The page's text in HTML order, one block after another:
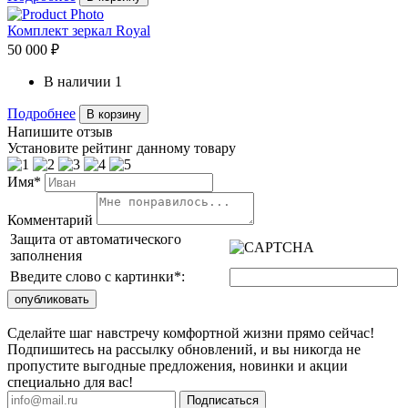
Комплект зеркал Royal
50 000 ₽
В наличии 1
Подробнее В корзину
Напишите отзыв
Установите рейтинг данному товару
Имя*
Комментарий
Защита от автоматического
заполнения
Введите слово с картинки*:
Сделайте шаг навстречу комфортной жизни прямо сейчас!
Подпишитесь на рассылку обновлений, и вы никогда не
пропустите выгодные предложения, новинки и акции
специально для вас!
Подписаться